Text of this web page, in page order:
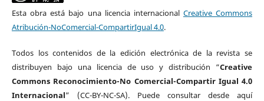
Esta obra está bajo una licencia internacional Creative Commons
Atribución-NoComercial-CompartirIgual 4.0.
Todos los contenidos de la edición electrónica de la revista se
distribuyen bajo una licencia de uso y distribución “Creative
Commons Reconocimiento-No Comercial-Compartir Igual 4.0
Internacional” (CC-BY-NC-SA). Puede consultar desde aquí